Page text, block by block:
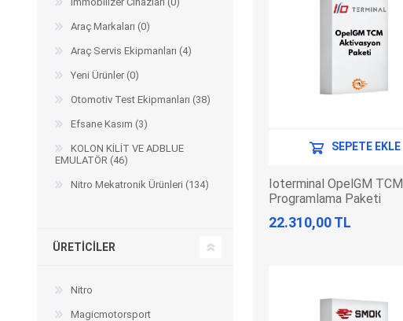
Kabloları
Lisanslar
Gizli Özellik Açma Cihazları
NUOVOLTA
Ioterminal OpelGM TCM
Programlama Paketi
22.310,00 TL
SEPETE EKLE
Araç Markaları (0)
Araç Servis Ekipmanları (4)
Yeni Ürünler (0)
Otomotiv Test Ekipmanları (38)
Efsane Kasım (3)
KOLON KİLİT VE ADBLUE
EMULATÖR (46)
Nitro Mekatronik Ürünleri (134)
ÜRETICILER
Nitro
Magicmotorsport